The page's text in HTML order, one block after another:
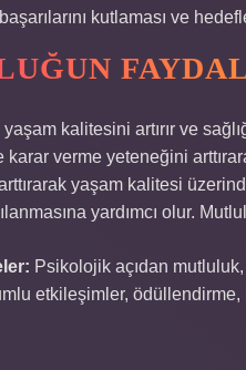
kutlaması ve
kalitesini artırır ve
karar verme yeteneğini
yaşam kalitesi
yardımcı olur.
Psikolojik açıdan
etkileşimler, ödüllendirme,